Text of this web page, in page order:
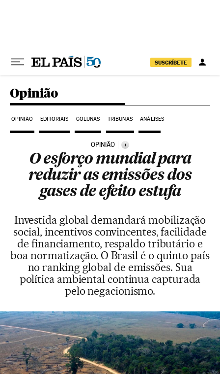
SUSCRÍBETE
Opinião
OPINIÃO EDITORIAIS COLUNAS TRIBUNAS ANÁLISES
OPINIÃO i
O esforço mundial para
reduzir as emissões dos
gases de efeito estufa
Investida global demandará mobilização
social, incentivos convincentes, facilidade
de financiamento, respaldo tributário e
boa normatização. O Brasil é o quinto país
no ranking global de emissões. Sua
política ambiental continua capturada
pelo negacionismo.